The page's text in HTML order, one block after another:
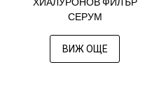
СЕРУМ
ВИЖ ОЩЕ